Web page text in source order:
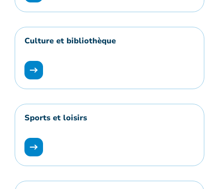
Culture et bibliothèque
Sports et loisirs